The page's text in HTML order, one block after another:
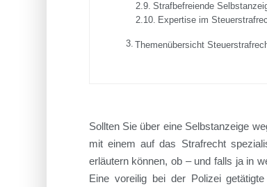
Strafbefreiende
Expertise im
Themenübersicht
Sollten Sie über eine Selbstanzeige
mit einem auf das Strafrecht
erläutern können, ob – und falls ja in
Eine voreilig bei der Polizei